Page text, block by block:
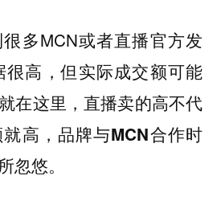
多MCN或者直播官方发
很高，但实际成交额可能
在这里， 直播卖的高不代
高，品牌与MCN合作时
忽悠。